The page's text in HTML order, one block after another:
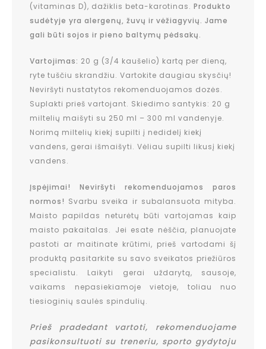
(vitaminas D), dažiklis beta-karotinas. Produkto
sudėtyje yra alergenų, žuvų ir vėžiagyvių. Jame
gali būti sojos ir pieno baltymų pėdsakų.
Vartojimas: 20 g (3/4 kaušelio) kartą per dieną,
ryte tuščiu skrandžiu. Vartokite daugiau skysčių!
Neviršyti nustatytos rekomenduojamos dozės.
Suplakti prieš vartojant. Skiedimo santykis: 20 g
miltelių maišyti su 250 ml – 300 ml vandenyje.
Norimą miltelių kiekį supilti į nedidelį kiekį
vandens, gerai išmaišyti. Vėliau supilti likusį kiekį
vandens.
Įspėjimai! Neviršyti rekomenduojamos paros
normos! Svarbu sveika ir subalansuota mityba.
Maisto papildas neturėtų būti vartojamas kaip
maisto pakaitalas. Jei esate nėščia, planuojate
pastoti ar maitinate krūtimi, prieš vartodami šį
produktą pasitarkite su savo sveikatos priežiūros
specialistu. Laikyti gerai uždarytą, sausoje,
vaikams nepasiekiamoje vietoje, toliau nuo
tiesioginių saulės spindulių.
Prieš pradedant vartoti, rekomenduojame
pasikonsultuoti su treneriu, sporto gydytoju